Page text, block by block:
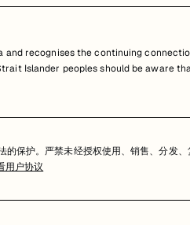
recognises the continuing
Islander peoples should be aware
保护。严禁未经授权使用、销售、分发
用户协议